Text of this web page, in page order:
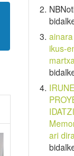
ikus-
ari